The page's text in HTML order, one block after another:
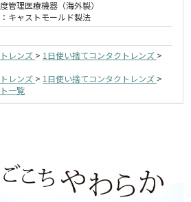
管理医療機器（海外製）
キャストモールド製法
レンズ > 1日使い捨てコンタクトレンズ >
レンズ > 1日使い捨てコンタクトレンズ >
一覧